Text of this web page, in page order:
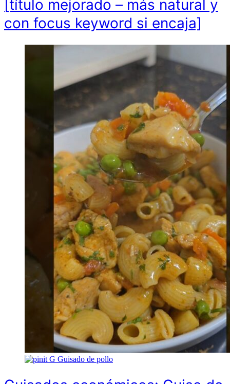
[título mejorado – más natural y
con focus keyword si encaja]
G Guisado de pollo